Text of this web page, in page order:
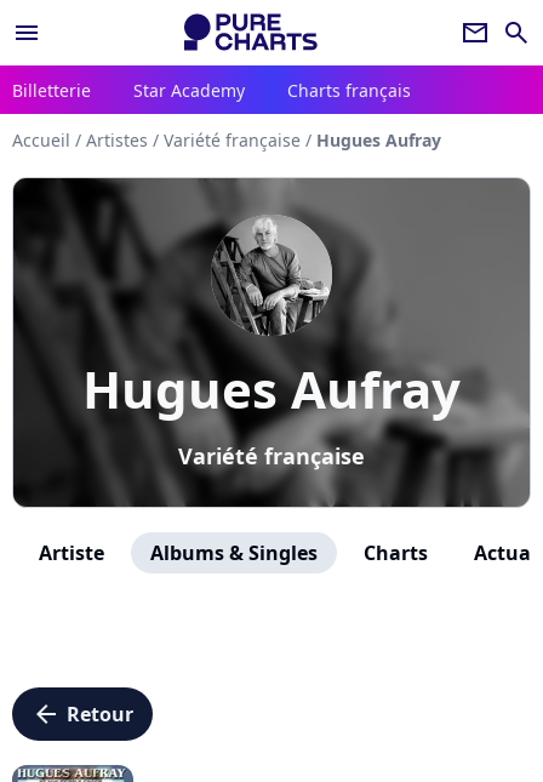
menu newsletter search
Billetterie Star Academy Charts français
Accueil / Artistes / Variété française / Hugues Aufray
Hugues Aufray
Variété française
Artiste Albums & Singles Charts
arrow_left Retour